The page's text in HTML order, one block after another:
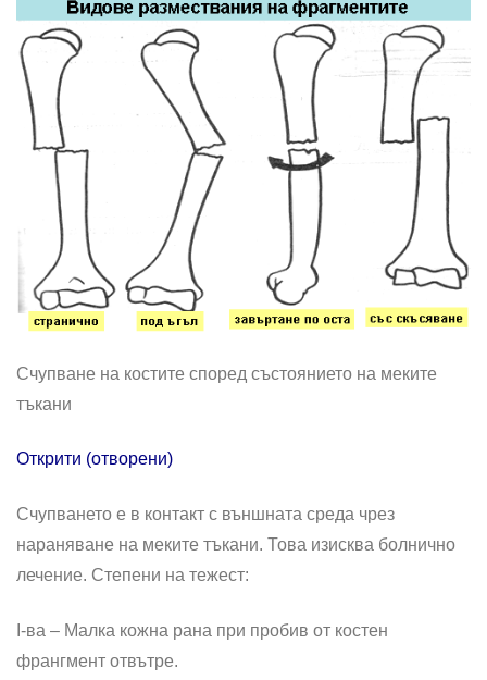
Счупване на костите според състоянието на меките
тъкани
Открити (отворени)
Счупването е в контакт с външната среда чрез
нараняване на меките тъкани. Това изисква болнично
лечение. Степени на тежест:
І-ва – Малка кожна рана при пробив от костен
франгмент отвътре.